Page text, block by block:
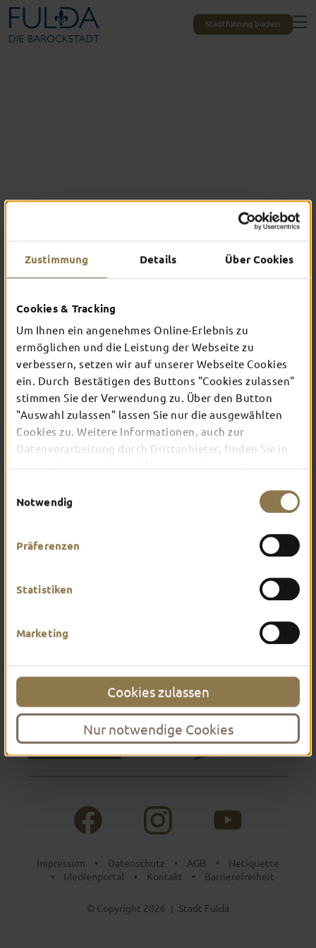
Zustimmung Details Über Cookies
Cookies & Tracking
Um Ihnen ein angenehmes Online-Erlebnis zu
ermöglichen und die Leistung der Webseite zu
verbessern, setzen wir auf unserer Webseite Cookies
ein. Durch Bestätigen des Buttons "Cookies zulassen"
stimmen Sie der Verwendung zu. Über den Button
"Auswahl zulassen" lassen Sie nur die ausgewählten
Cookies zu. Weitere Informationen, auch zur
Datenverarbeitung durch Drittanbieter, finden Sie in
Notwendig
Präferenzen
Statistiken
Marketing
Cookies zulassen
Nur notwendige Cookies
Stadtführung buchen
EINFACH GUT
ESSEN
Die Fuldaer Gastronomie hat mehr zu bieten als
nur Pasta und Pommes. Nichts gegen Nudel- oder
Kartoffelgerichte: Hier werden daraus sogar
wahre Feinschmeckergerichte. Einfach probieren
und dahinschmelzen. Kleine, aber feine Lokale
warten mit leckeren Speisen auf dich – von Bio-Eis
über Hausmannskost bis hin zu einem exquisiten
Restaurant fürs Abendessen.
Impressum • Datenschutz • AGB •
Netiquette
•
Medienportal • Kontakt • Barrierefreiheit
© Copyright 2026 | Stadt Fulda